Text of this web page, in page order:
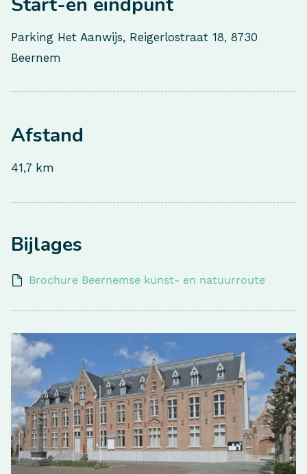
Parking Het Aanwijs, Reigerlostraat 18, 8730
Beernem
Afstand
41,7 km
Bijlages
Brochure Beernemse kunst- en natuurroute